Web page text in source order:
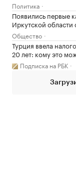
Политика
Появились первые
Иркутской области
Общество
Турция ввела
20 лет: кому это
Подписка на РБК